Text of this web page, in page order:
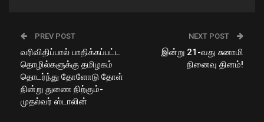
PREV POST
வரிவிதிப்பால் பாதிக்கப்பட்ட
தொழில்களுக்கு தமிழகம்
தொடர்ந்து தோளோடு தோள்
நின்று துணை நிற்கும்-
முதல்வர் ஸ்டாலின்
NEXT POST
இன்று 21-வது சுனாமி
நினைவு தினம்!